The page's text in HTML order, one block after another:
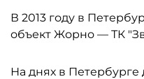
В 2013 году в
объект Жорно — ТК
На днях в